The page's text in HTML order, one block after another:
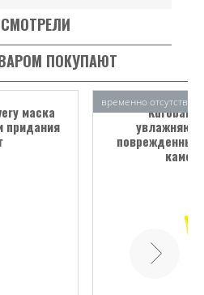
ПОКУПАЮТ
маска
придания
Kurobara
поврежденных
временно отсутствует